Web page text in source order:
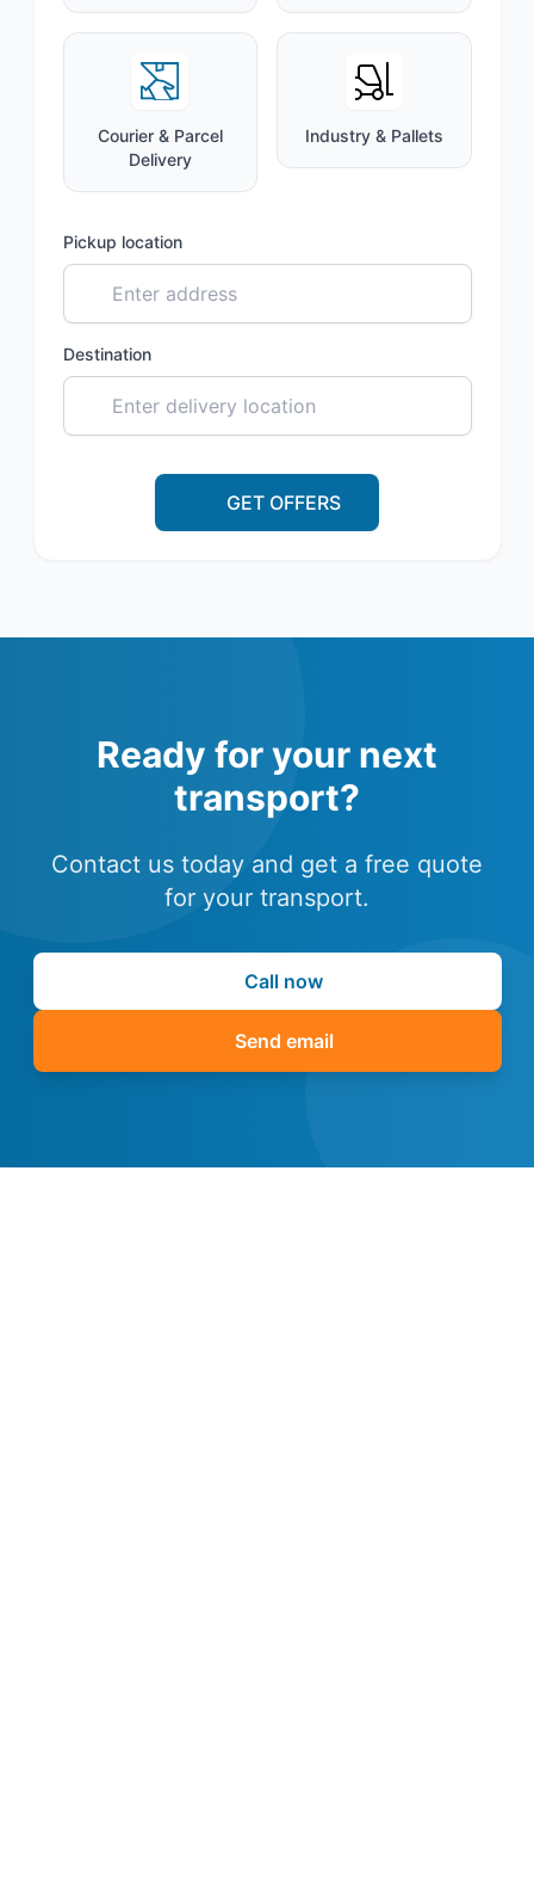
Courier & Parcel
Delivery
Industry & Pallets
Pickup location
Destination
GET OFFERS
Ready for your next
transport?
Contact us today and get a free quote
for your transport.
Call now
Send email